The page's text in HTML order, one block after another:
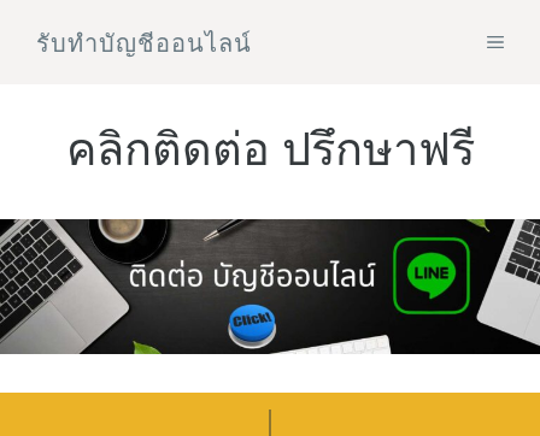
รับทําบัญชีออนไลน์
คลิกติดต่อ ปรึกษาฟรี